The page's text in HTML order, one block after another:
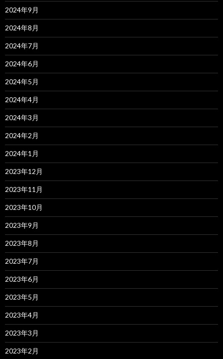
2024年9月
2024年8月
2024年7月
2024年6月
2024年5月
2024年4月
2024年3月
2024年2月
2024年1月
2023年12月
2023年11月
2023年10月
2023年9月
2023年8月
2023年7月
2023年6月
2023年5月
2023年4月
2023年3月
2023年2月